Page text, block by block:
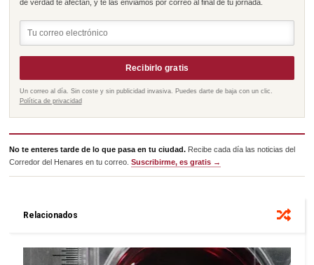
de verdad te afectan, y te las enviamos por correo al final de tu jornada.
Recibirlo gratis
Un correo al día. Sin coste y sin publicidad invasiva. Puedes darte de baja con un clic.
Política de privacidad
No te enteres tarde de lo que pasa en tu ciudad. Recibe cada día las noticias del
Corredor del Henares en tu correo.Suscribirme, es gratis →
Relacionados